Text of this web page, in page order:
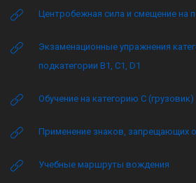
Центробежная сила и смещение на
Экзаменационные упражнения
подкатегории B1, C1, D1
Обучение на категорию C
Применение знаков, запрещающих
Учебные маршруты вождения